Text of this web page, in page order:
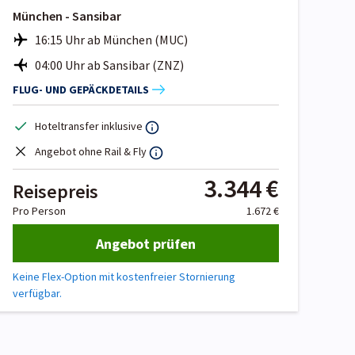
München - Sansibar
16:15 Uhr ab München (MUC)
04:00 Uhr ab Sansibar (ZNZ)
FLUG- UND GEPÄCKDETAILS
Hoteltransfer inklusive
Angebot ohne Rail & Fly
Reisepreis 3.344 €
Pro Person 1.672 €
Angebot prüfen
Keine Flex-Option mit kostenfreier Stornierung
verfügbar.